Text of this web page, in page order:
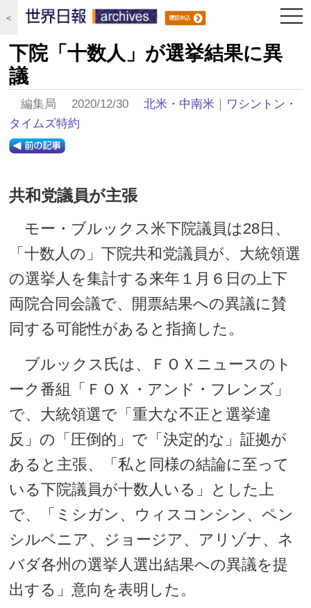
＜
下院「十数人」が選挙結果に異
議
編集局 2020/12/30北米・中南米 ｜ ワシントン・
タイムズ特約
共和党議員が主張
モー・ブルックス米下院議員は28日、
「十数人の」下院共和党議員が、大統領選
の選挙人を集計する来年１月６日の上下
両院合同会議で、開票結果への異議に賛
同する可能性があると指摘した。
ブルックス氏は、ＦＯＸニュースのト
ーク番組「ＦＯＸ・アンド・フレンズ」
で、大統領選で「重大な不正と選挙違
反」の「圧倒的」で「決定的な」証拠が
あると主張、「私と同様の結論に至って
いる下院議員が十数人いる」とした上
で、「ミシガン、ウィスコンシン、ペン
シルベニア、ジョージア、アリゾナ、ネ
バダ各州の選挙人選出結果への異議を提
出する」意向を表明した。